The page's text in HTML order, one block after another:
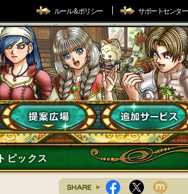
ルール & ポリシー サポートセンター
トピックス